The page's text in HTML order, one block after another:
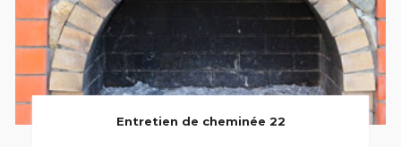
Entretien de cheminée 22